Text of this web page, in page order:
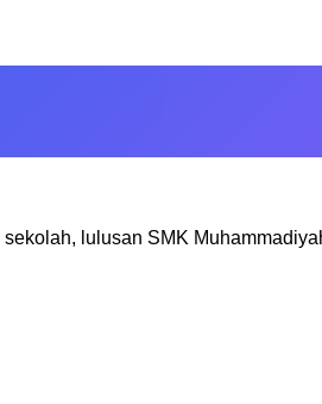
sekolah, lulusan SMK